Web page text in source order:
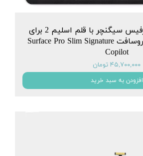
کیبورد کوپایلت سرفیس سیگنچر با قلم اسلیم 2 برای
پرو 9 / 10 / 11 مایکروسافت Surface Pro Slim Signature
Copilot
۴۵,۷۰۰,۰۰۰ تومان
افزودن به سبد خرید